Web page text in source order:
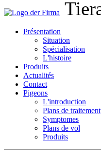
Présentation
Situation
Spécialisation
L'histoire
Produits
Actualités
Contact
Pigeons
L'introduction
Plans de traitement
Symptomes
Plans de vol
Produits